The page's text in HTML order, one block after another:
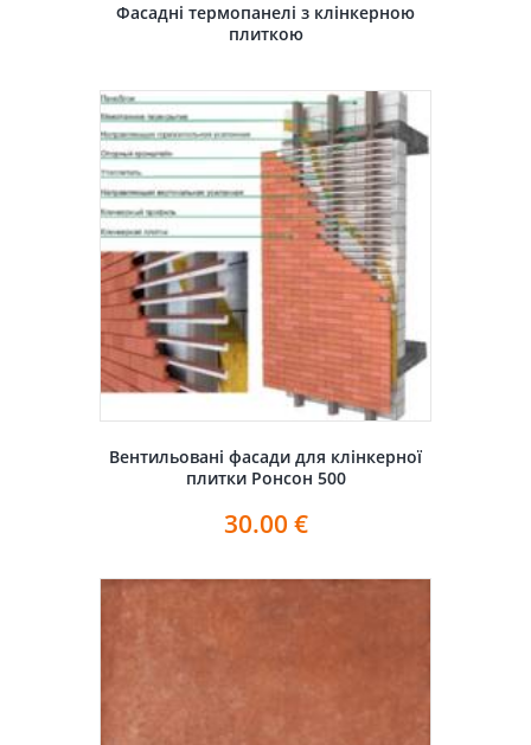
Фасадні термопанелі з клінкерною
плиткою
Вентильовані фасади для клінкерної
плитки Ронсон 500
30.00 €